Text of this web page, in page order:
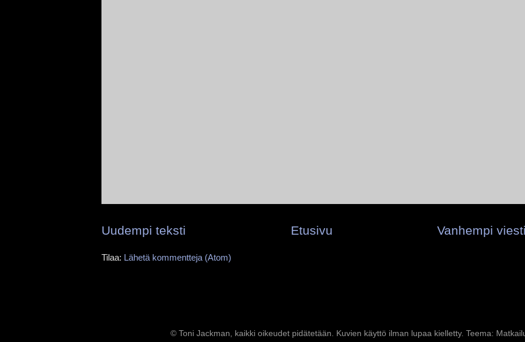
Uudempi teksti Vanhempi viesti
Etusivu
Tilaa: Lähetä kommentteja (Atom)
© Toni Jackman, kaikki oikeudet pidätetään. Kuvien käyttö ilman lupaa kielletty. Teema: